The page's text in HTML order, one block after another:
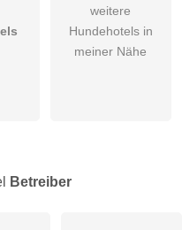
zur Kenntnis genommen.
Frage
weitere
Hundehotels in
meiner Nähe
Betreiber